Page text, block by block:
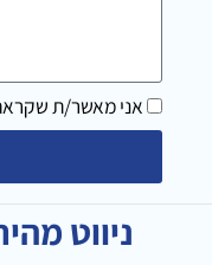
מילים
אני מאשר/ת
ניווט